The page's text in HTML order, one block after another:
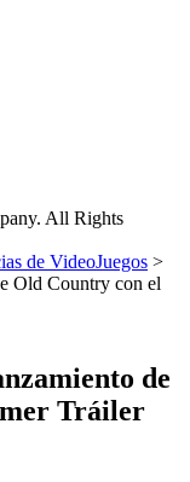
All Rights
de VideoJuegos >
Old Country con el
de
Tráiler